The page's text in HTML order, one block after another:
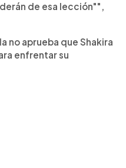
de esa lección"",
no aprueba que Shakira
enfrentar su